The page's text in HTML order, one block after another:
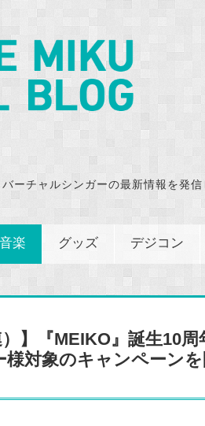
ーチャルシンガーの最新情報を発信
音楽 グッズ デジコン
】『MEIKO』誕生10周
様対象のキャンペーンを